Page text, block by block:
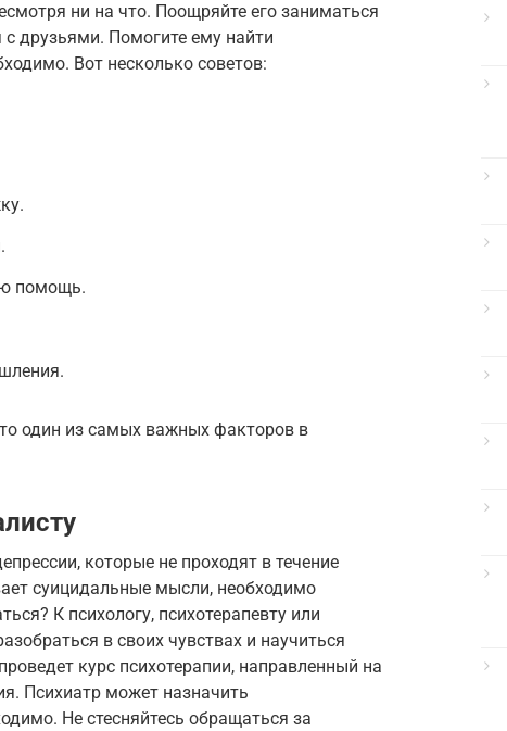
ни на что. Поощряйте его заниматься
друзьями. Помогите ему найти
Вот несколько советов:
помощь.
один из самых важных факторов в
которые не проходят в течение
суицидальные мысли, необходимо
К психологу, психотерапевту или
в своих чувствах и научиться
курс психотерапии, направленный на
Психиатр может назначить
Не стесняйтесь обращаться за